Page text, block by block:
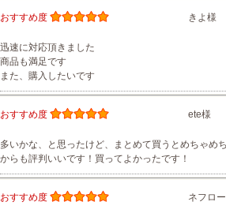
おすすめ度 きよ様
迅速に対応頂きました
商品も満足です
また、購入したいです
おすすめ度 ete様
多いかな、と思ったけど、まとめて買うとめちゃめ
からも評判いいです！買ってよかったです！
おすすめ度 ネフロ